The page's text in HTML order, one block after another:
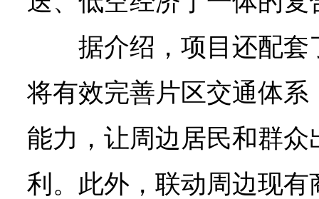
据介绍，项目还配
将有效完善片区交通体
能力，让周边居民和群
利。此外，联动周边现